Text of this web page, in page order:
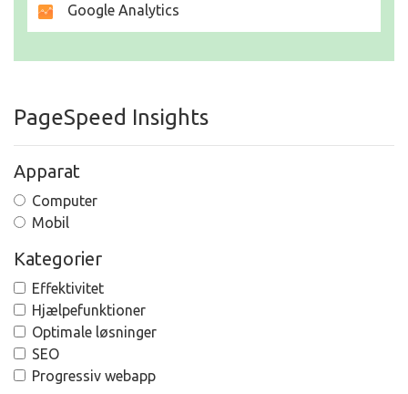
Google Analytics
PageSpeed Insights
Apparat
Computer
Mobil
Kategorier
Effektivitet
Hjælpefunktioner
Optimale løsninger
SEO
Progressiv webapp